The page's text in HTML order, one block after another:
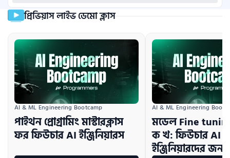
প্রিভিয়াস লাইভ ডেমো ক্লাস
AI & ML Engineering Bootcamp
পাইথন প্রোগ্রামিং মাস্টারক্লাস
ফর ফিউচার AI ইঞ্জিনিয়ারস
AI & ML Engineering
মডেল Fine
ক খ: ফিউচার AI
ইঞ্জিনিয়ারদের জন্য